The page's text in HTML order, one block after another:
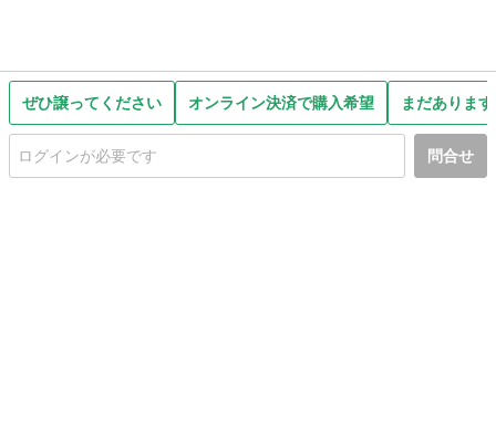
ぜひ譲ってください オンライン決済で購入希望 まだありま
問合せ